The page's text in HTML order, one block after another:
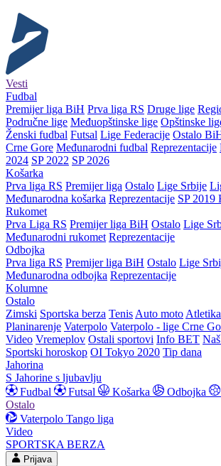
Vesti
Fudbal
Premijer liga BiH Prva liga RS Druge lige
Područne lige Međuopštinske lige Opštinske
Ženski fudbal Futsal Lige Federacije Ostalo
Crne Gore Međunarodni fudbal Reprezentacije
2024 SP 2022 SP 2026
Košarka
Prva liga RS Premijer liga Ostalo Lige Srbije
Međunarodna košarka Reprezentacije SP 2019
Rukomet
Prva Liga RS Premijer liga BiH Ostalo Lige
Međunarodni rukomet Reprezentacije
Odbojka
Prva liga RS Premijer liga BiH Ostalo Lige
Međunarodna odbojka Reprezentacije
Kolumne
Ostalo
Zimski Sportska berza Tenis Auto moto Atletika
Planinarenje Vaterpolo Vaterpolo - lige Crne
Video Vremeplov Ostali sportovi Info BET
Sportski horoskop OI Tokyo 2020 Tip dana
Jahorina
S Jahorine s ljubavlju
Fudbal
Futsal Košarka Odbojka
Ostalo
Vaterpolo Tango liga
Video
SPORTSKA BERZA
Prijava